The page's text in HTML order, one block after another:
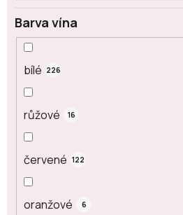
Barva vína
bílé 226
růžové 16
červené 122
oranžové 6